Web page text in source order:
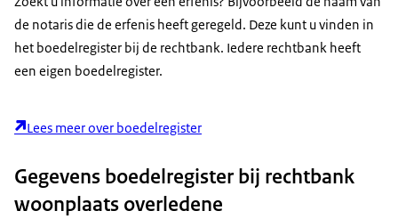
de notaris die de erfenis heeft geregeld. Deze kunt u vinden in
het boedelregister bij de rechtbank. Iedere rechtbank heeft
een eigen boedelregister.
Lees meer over boedelregister
Gegevens boedelregister bij rechtbank
woonplaats overledene